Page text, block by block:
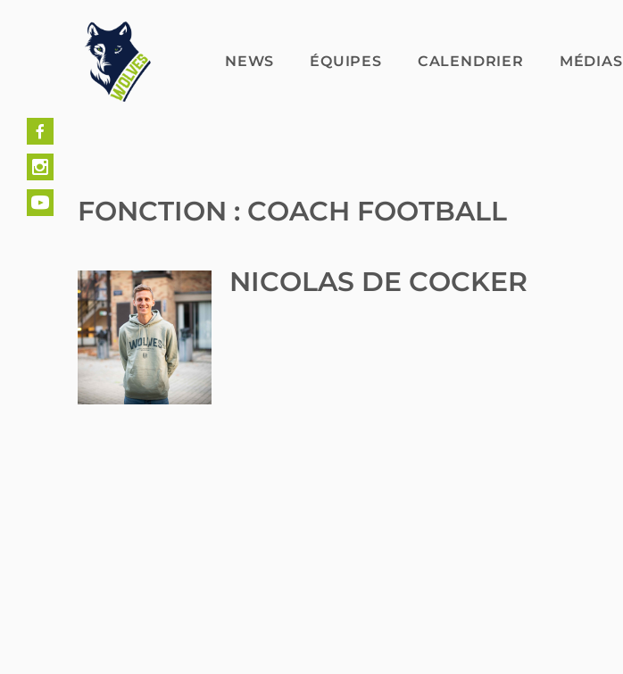
NEWS ÉQUIPES CALENDRIER MÉDIAS
FONCTION : COACH FOOTBALL
NICOLAS DE COCKER